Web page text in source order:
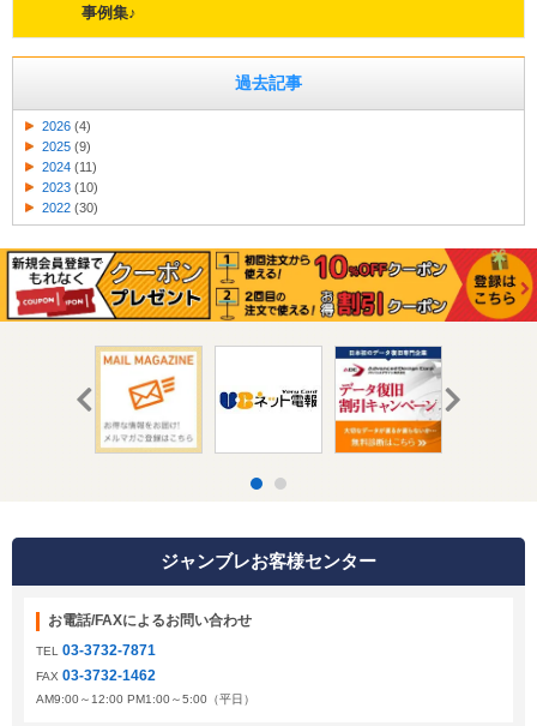
事例集♪
過去記事
2026 (4)
2025 (9)
2024 (11)
2023 (10)
2022 (30)
ジャンブレお客様センター
お電話/FAXによるお問い合わせ
TEL 03-3732-7871
FAX 03-3732-1462
AM9:00～12:00 PM1:00～5:00（平日）